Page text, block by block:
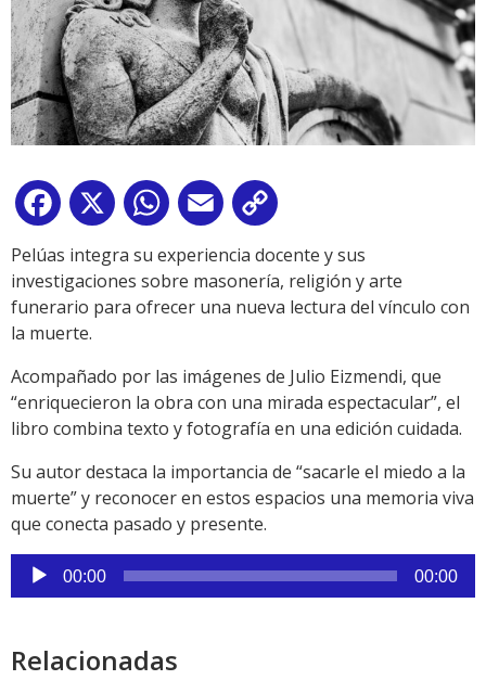
Facebook
X WhatsApp
Email
Link
Pelúas integra su experiencia docente y sus
investigaciones sobre masonería, religión y arte
funerario para ofrecer una nueva lectura del vínculo con
la muerte.
Acompañado por las imágenes de Julio Eizmendi, que
“enriquecieron la obra con una mirada espectacular”, el
libro combina texto y fotografía en una edición cuidada.
Su autor destaca la importancia de “sacarle el miedo a la
muerte” y reconocer en estos espacios una memoria viva
que conecta pasado y presente.
Reproductor
de
00:00 00:00
Relacionadas